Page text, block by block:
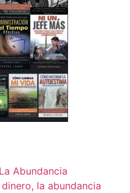
Abundancia
la abundancia